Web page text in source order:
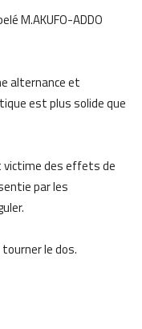
M.AKUFO-ADDO
alternance et
est plus solide que
des effets de
par les
tourner le dos.